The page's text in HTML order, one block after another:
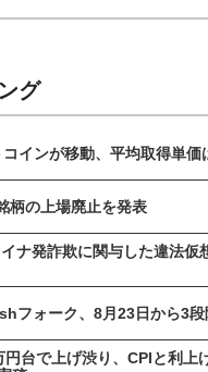
グ
インが移動、平均取得単価
柄の上場廃止を発表
ナ発詐欺に関与した違法仮
フォーク、8月23日から3
台で上げ渋り、CPIと利上